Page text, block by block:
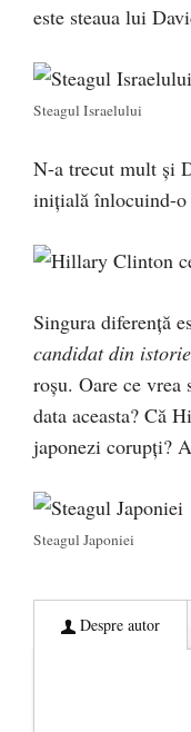
este steaua lui
Steagul Israelului
N-a trecut mult și
inițială înlocuind-o
Singura diferență
candidat din
roșu. Oare ce vrea
data aceasta? Că
japonezi corupți?
Steagul Japoniei
Despre autor